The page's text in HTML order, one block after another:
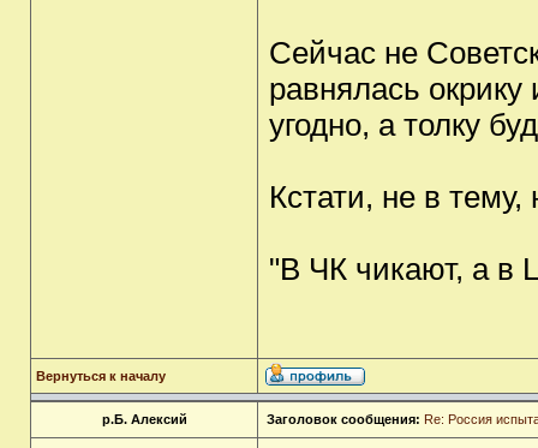
Сейчас не
равнялась
угодно, а толку
Кстати, не в
"В ЧК чикают, а в
Вернуться к началу
р.Б. Алексий Заголовок сообщения: Re: Россия